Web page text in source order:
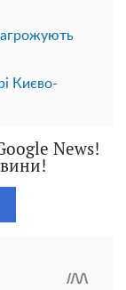
Києво-
News!